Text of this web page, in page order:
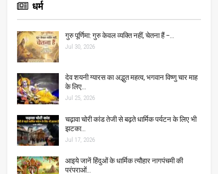
धर्म
गुरु पूर्णिमा: गुरु केवल व्यक्ति नहीं, चेतना हैं –…
Jul 30, 2026
देव शयनी ग्यारस का अद्भुत महत्व, भगवान विष्णु चार माह
के लिए…
Jul 25, 2026
चढ़ावा चोरी कांड तेजी से बढ़ते धार्मिक पर्यटन के लिए भी
झटका…
Jul 17, 2026
आइये जानें हिंदुओं के धार्मिक त्यौहार नागपंचमी की
परंपराओं…